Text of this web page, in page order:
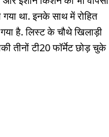
था. इनके साथ में रोहित
है. लिस्ट के चौथे खिलाड़ी
तीनों टी20 फॉर्मेट छोड़ चुके